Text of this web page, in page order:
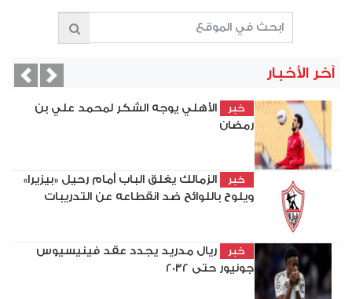
آخر الأخبار
خبر
الأهلي يوجه الشكر لمحمد علي بن
رمضان
خبر
الزمالك يغلق الباب أمام رحيل «بيزيرا»
ويلوح باللوائح ضد انقطاعه عن التدريبات
خبر
ريال مدريد يجدد عقد فينيسيوس
جونيور حتى 2032
Next